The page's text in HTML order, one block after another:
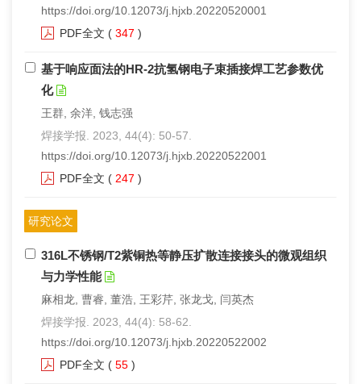
https://doi.org/10.12073/j.hjxb.20220520001
PDF全文 ( 347 )
基于响应面法的HR-2抗氢钢电子束插接焊工艺参数优
化
王群, 余洋, 钱志强
焊接学报. 2023, 44(4): 50-57.
https://doi.org/10.12073/j.hjxb.20220522001
PDF全文 ( 247 )
研究论文
316L不锈钢/T2紫铜热等静压扩散连接接头的微观组织
与力学性能
麻相龙, 曹睿, 董浩, 王彩芹, 张龙戈, 闫英杰
焊接学报. 2023, 44(4): 58-62.
https://doi.org/10.12073/j.hjxb.20220522002
PDF全文 ( 55 )